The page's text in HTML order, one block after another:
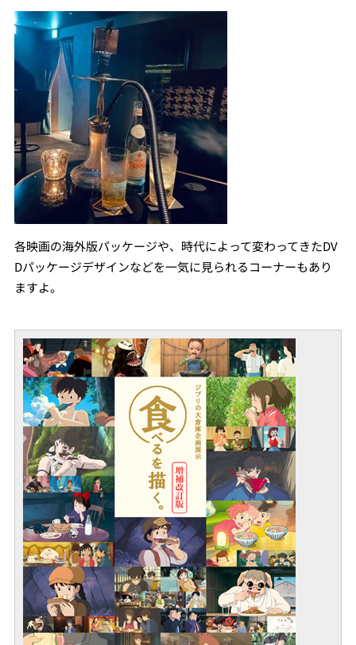
各映画の海外版パッケージや、時代によって変わってきたDV
Dパッケージデザインなどを一気に見られるコーナーもあり
ますよ。